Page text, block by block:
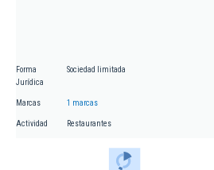
Forma
Jurídica
Sociedad limitada
Marcas 1 marcas
Actividad Restaurantes